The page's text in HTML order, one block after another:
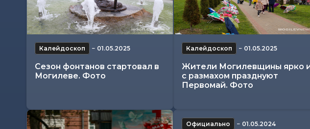
Калейдоскоп − 01.05.2025
Сезон фонтанов стартовал в
Могилеве. Фото
Калейдоскоп − 01.05.2025
Жители Могилевщины ярко
с размахом празднуют
Первомай. Фото
Официально − 01.05.2024